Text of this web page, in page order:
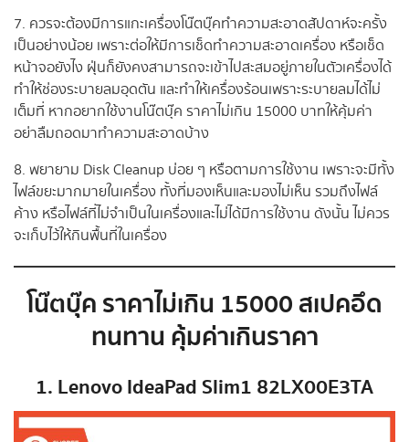
7. ควรจะต้องมีการแกะเครื่องโน๊ตบุ๊คทำความสะอาดสัปดาห์จะครั้ง
เป็นอย่างน้อย เพราะต่อให้มีการเช็ดทำความสะอาดเครื่อง หรือเช็ด
หน้าจอยังไง ฝุ่นก็ยังคงสามารถจะเข้าไปสะสมอยู่ภายในตัวเครื่องได้
ทำให้ช่องระบายลมอุดตัน และทำให้เครื่องร้อนเพราะระบายลมได้ไม่
เต็มที่ หากอยากใช้งานโน๊ตบุ๊ค ราคาไม่เกิน 15000 บาทให้คุ้มค่า
อย่าลืมถอดมาทำความสะอาดบ้าง
8. พยายาม Disk Cleanup บ่อย ๆ หรือตามการใช้งาน เพราะจะมีทั้ง
ไฟล์ขยะมากมายในเครื่อง ทั้งที่มองเห็นและมองไม่เห็น รวมถึงไฟล์
ค้าง หรือไฟล์ที่ไม่จำเป็นในเครื่องและไม่ได้มีการใช้งาน ดังนั้น ไม่ควร
จะเก็บไว้ให้กินพื้นที่ในเครื่อง
โน๊ตบุ๊ค ราคาไม่เกิน 15000 สเปคอึด
ทนทาน คุ้มค่าเกินราคา
1. Lenovo IdeaPad Slim1 82LX00E3TA